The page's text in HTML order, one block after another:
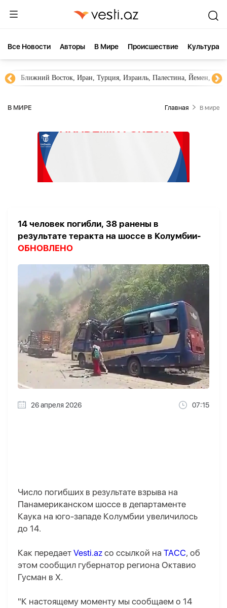
Все Новости Aвторы В Мире Происшествие Культура
Ближний Восток, Иран, Турция, Израиль, Палестина, Йемен,
В МИРЕ Главная В мире
14 человек погибли, 38 ранены в
результате теракта на шоссе в Колумбии-
ОБНОВЛЕНО
26 апреля 2026 07:15
Число погибших в результате взрыва на
Панамериканском шоссе в департаменте
Каука на юго-западе Колумбии увеличилось
до 14.
Как передает Vesti.az со ссылкой на ТАСС, об
этом сообщил губернатор региона Октавио
Гусман в X.
"К настоящему моменту мы сообщаем о 14